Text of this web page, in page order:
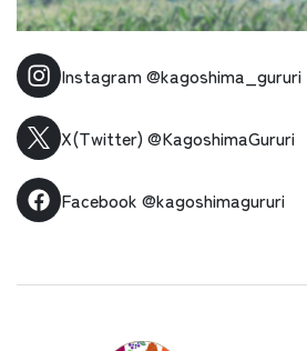
Instagram@kagoshima_gururi
X(Twitter) @KagoshimaGururi
Facebook @kagoshimagururi